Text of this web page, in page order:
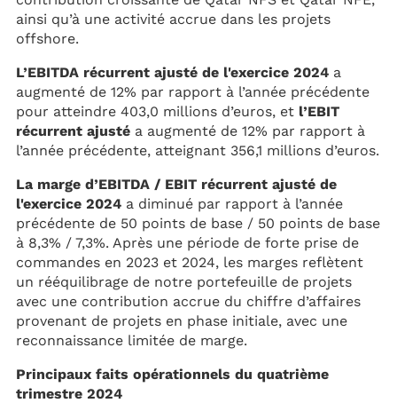
ainsi qu’à une activité accrue dans les projets
offshore.
L’EBITDA récurrent ajusté de l'exercice 2024 a
augmenté de 12% par rapport à l’année précédente
pour atteindre 403,0 millions d’euros, et l’EBIT
récurrent ajusté a augmenté de 12% par rapport à
l’année précédente, atteignant 356,1 millions d’euros.
La marge d’EBITDA / EBIT récurrent ajusté de
l'exercice 2024 a diminué par rapport à l’année
précédente de 50 points de base / 50 points de base
à 8,3% / 7,3%. Après une période de forte prise de
commandes en 2023 et 2024, les marges reflètent
un rééquilibrage de notre portefeuille de projets
avec une contribution accrue du chiffre d’affaires
provenant de projets en phase initiale, avec une
reconnaissance limitée de marge.
Principaux faits opérationnels du quatrième
trimestre 2024